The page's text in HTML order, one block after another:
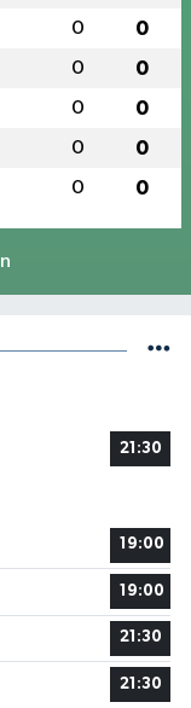
0 0
0 0
0 0
0 0
0 0
21:30
19:00
19:00
21:30
21:30